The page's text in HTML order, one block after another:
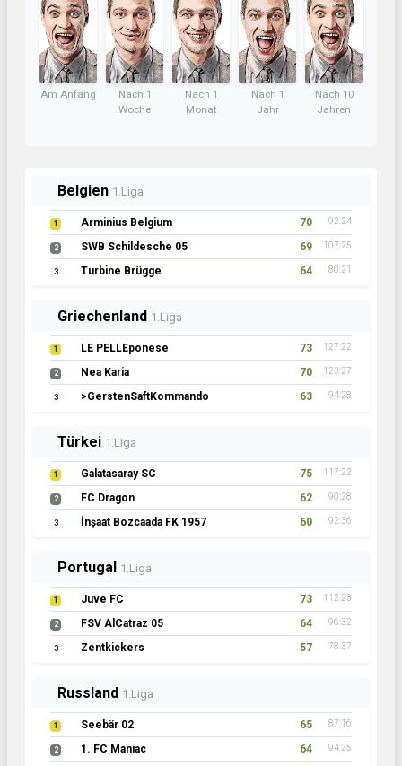
Am Anfang
Nach 1
Woche
Nach 1
Monat
Nach 1
Jahr
Nach 10
Jahren
Belgien 1.Liga
1 Arminius Belgium 70 92:24
2 SWB Schildesche 05 69 107:25
3 Turbine Brügge 64 80:21
Griechenland 1.Liga
1 LE PELLEponese 73 127:22
2 Nea Karia 70 123:27
3 >GerstenSaftKommando 63 94:28
Türkei 1.Liga
1 Galatasaray SC 75 117:22
2 FC Dragon 62 90:28
3 İnşaat Bozcaada FK 1957 60 92:36
Portugal 1.Liga
1 Juve FC 73 112:23
2 FSV AlCatraz 05 64 96:32
3 Zentkickers 57 78:37
Russland 1.Liga
1 Seebär 02 65 87:16
2 1. FC Maniac 64 94:25